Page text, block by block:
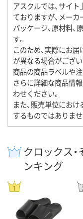
アスクルでは、サイ
ておりますが、メーカ
パッケージ、原材料、
す。
このため、実際にお
が異なる場合がござ
商品の商品ラベルや
さらに詳細な商品情
わせください。
また、販売単位におけ
するものではありま
クロックス
ンキング